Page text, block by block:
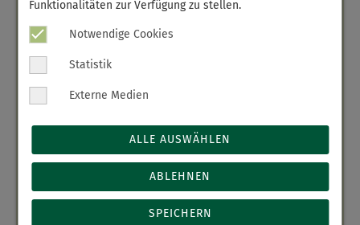
07:30 - 12:00 Uhr
13:00 - 17:30 Uhr
24.08.
07:15 - 12:30 Uhr
25.08.
07:15 - 12:30 Uhr
07:15 - 12:30 Uhr
13:00 - 15:30 Uhr
27.08.
07:15 - 12:30 Uhr
13:00 - 17:00 Uhr
Funktionalitäten zur Verfügung zu stellen.
Notwendige Cookies
Statistik
Externe Medien
ALLE AUSWÄHLEN
ABLEHNEN
SPEICHERN